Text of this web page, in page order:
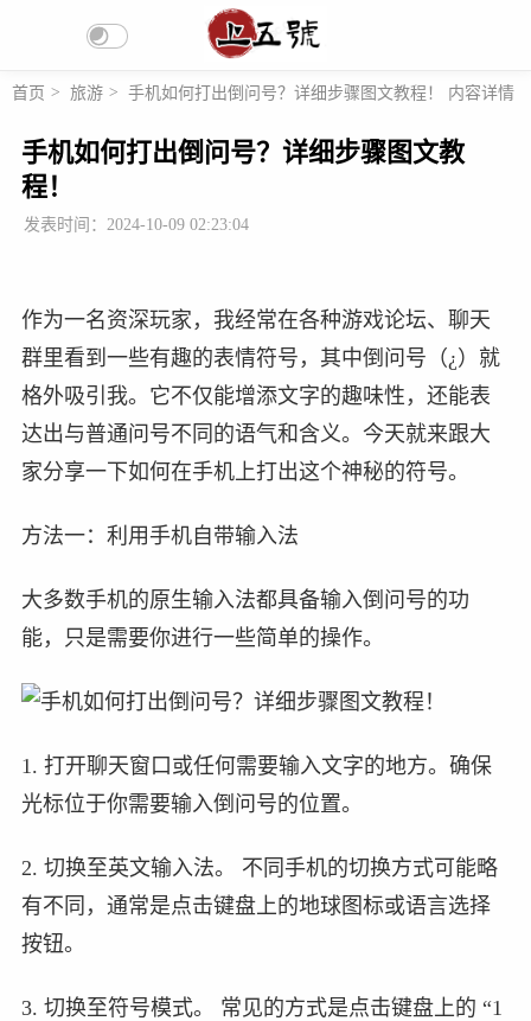
首页 > 旅游 > 手机如何打出倒问号？详细步骤图文教程！ 内容详情
手机如何打出倒问号？详细步骤图文教
程！
发表时间：2024-10-09 02:23:04
作为一名资深玩家，我经常在各种游戏论坛、聊天
群里看到一些有趣的表情符号，其中倒问号（¿）就
格外吸引我。它不仅能增添文字的趣味性，还能表
达出与普通问号不同的语气和含义。今天就来跟大
家分享一下如何在手机上打出这个神秘的符号。
方法一：利用手机自带输入法
大多数手机的原生输入法都具备输入倒问号的功
能，只是需要你进行一些简单的操作。
1. 打开聊天窗口或任何需要输入文字的地方。确保
光标位于你需要输入倒问号的位置。
2. 切换至英文输入法。 不同手机的切换方式可能略
有不同，通常是点击键盘上的地球图标或语言选择
按钮。
3. 切换至符号模式。 常见的方式是点击键盘上的 “1